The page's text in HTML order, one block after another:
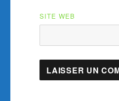
SITE WEB